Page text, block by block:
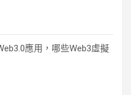
應用，哪些Web3虛擬